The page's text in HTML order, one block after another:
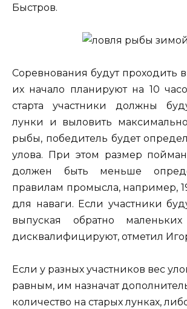
Быстров.
Соревнования будут проходить
их начало планируют на 10
старта участники должны
лунки и выловить
рыбы, победитель будет
улова. При этом размер
должен быть меньше
правилам промысла, например,
для наваги. Если участники
выпуская обратно
дисквалифицируют, отметил
Если у разных участников вес
равным, им назначат
количество на старых лунках,